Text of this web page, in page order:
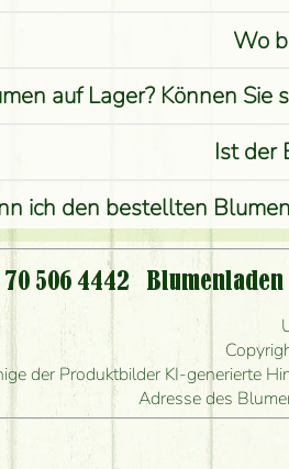
Wo
auf Lager? Können
Ist der
ich den bestellten
Ist eine
Wie lange
können Sie den
Ich
506 4442 Blumenladen
der Produktbilder KI-generierte
Adresse des